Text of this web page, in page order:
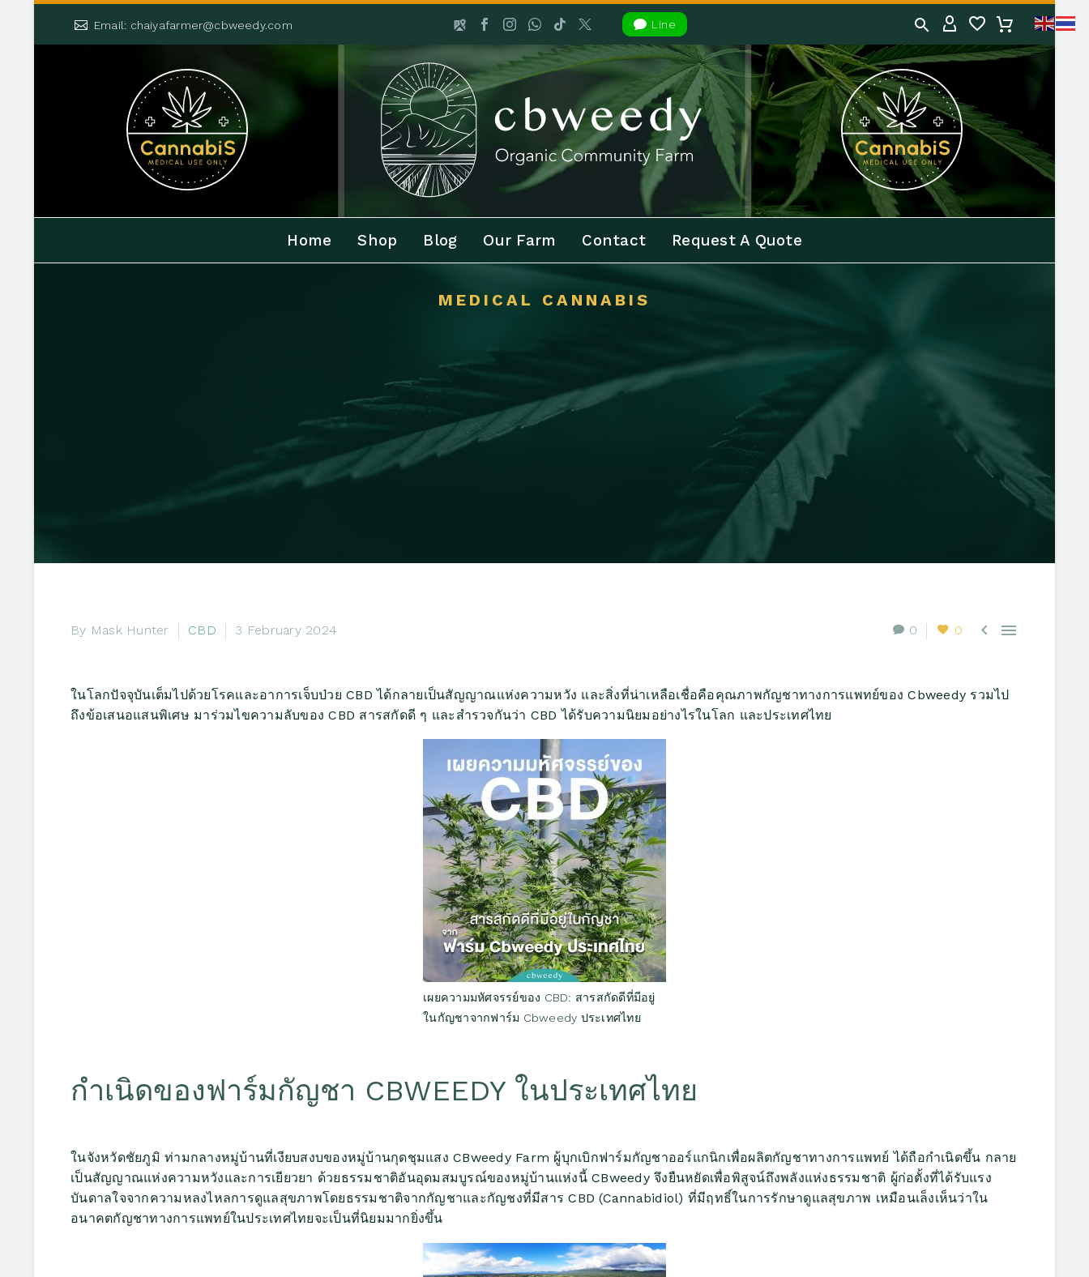

 Email: chaiyafarmer@cbweedy.com  Line
Home Shop Blog Our Farm Contact Request A Quote
MEDICAL CANNABIS
0 0  
By Mask Hunter CBD 3 February 2024
ในโลกปัจจุบันเต็มไปด้วยโรคและอาการเจ็บป่วย CBD ได้กลายเป็นสัญญาณแห่งความหวัง และสิ่งที่น่าเหลือเชื่อคือคุณภาพกัญชาทางการแพทย์ของ Cbweedy รวมไป
ถึงข้อเสนอแสนพิเศษ มาร่วมไขความลับของ CBD สารสกัดดี ๆ และสำรวจกันว่า CBD ได้รับความนิยมอย่างไรในโลก และประเทศไทย
เผยความมหัศจรรย์ของ CBD: สารสกัดดีที่มีอยู่
ในกัญชาจากฟาร์ม Cbweedy ประเทศไทย
กำเนิดของฟาร์มกัญชา CBWEEDY ในประเทศไทย
ในจังหวัดชัยภูมิ ท่ามกลางหมู่บ้านที่เงียบสงบของหมู่บ้านกุดชุมแสง CBweedy Farm ผู้บุกเบิกฟาร์มกัญชาออร์แกนิกเพื่อผลิตกัญชาทางการแพทย์ ได้ถือกำเนิดขึ้น กลาย
เป็นสัญญาณแห่งความหวังและการเยียวยา ด้วยธรรมชาติอันอุดมสมบูรณ์ของหมู่บ้านแห่งนี้ CBweedy จึงยืนหยัดเพื่อพิสูจน์ถึงพลังแห่งธรรมชาติ ผู้ก่อตั้งที่ได้รับแรง
บันดาลใจจากความหลงไหลการดูแลสุขภาพโดยธรรมชาติจากกัญชาและกัญชงที่มีสาร CBD (Cannabidiol) ที่มีฤทธิ์ในการรักษาดูแลสุขภาพ เหมือนเล็งเห็นว่าใน
อนาคตกัญชาทางการแพทย์ในประเทศไทยจะเป็นที่นิยมมากยิ่งขึ้น